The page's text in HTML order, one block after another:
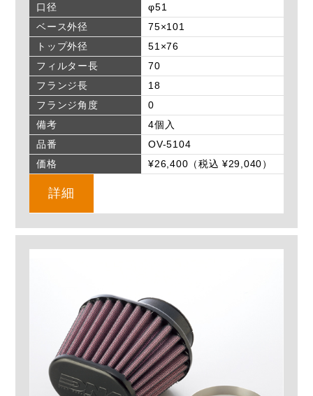
口径
φ51
ベース外径
75×101
トップ外径
51×76
フィルター長
70
フランジ長
18
フランジ角度
0
備考
4個入
品番
OV-5104
価格
¥26,400（税込 ¥29,040）
詳細